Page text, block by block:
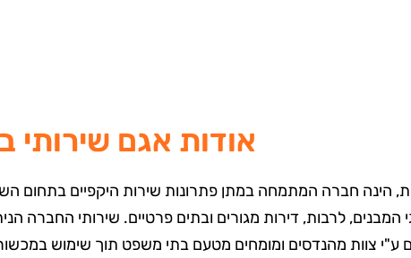
אודות אגם שירותי
הינה חברה המתמחה במתן פתרונות שירות היקפיים בתחום
המבנים, לרבות, דירות מגורים ובתים פרטיים. שירותי החברה
ע"י צוות מהנדסים ומומחים מטעם בתי משפט תוך שימוש